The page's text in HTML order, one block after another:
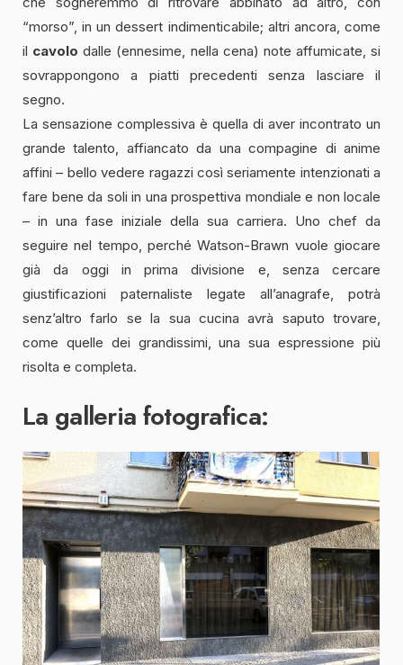
“morso”, in un dessert indimenticabile; altri ancora, come
il cavolo dalle (ennesime, nella cena) note affumicate, si
sovrappongono a piatti precedenti senza lasciare il
segno.
La sensazione complessiva è quella di aver incontrato un
grande talento, affiancato da una compagine di anime
affini – bello vedere ragazzi così seriamente intenzionati a
fare bene da soli in una prospettiva mondiale e non locale
– in una fase iniziale della sua carriera. Uno chef da
seguire nel tempo, perché Watson-Brawn vuole giocare
già da oggi in prima divisione e, senza cercare
giustificazioni paternaliste legate all’anagrafe, potrà
senz’altro farlo se la sua cucina avrà saputo trovare,
come quelle dei grandissimi, una sua espressione più
risolta e completa.
La galleria fotografica: